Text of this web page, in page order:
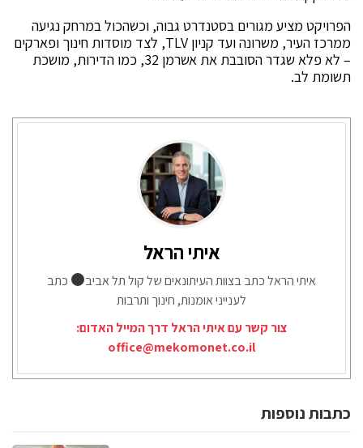
הפרויקט מציע מגורים בסטנדרט גבוה, וכשהכול במרחק נגיעה
ממרכז העיר, משרונה ועד קניון TLV, לצד מוסדות חינוך ופארקים
– לא פלא שגדר הסובבת את אשרמן 32, כמו הדירות, מושכת
תשומת לב.
איתי הראל
איתי הראל כתב בצוות העיתונאים של קול תל אביב
כתב
לענייני אומנות, חינוך ותרבות
צור קשר עם איתי הראל דרך המייל האדום:
office@mekomonet.co.il
כתבות נוספות